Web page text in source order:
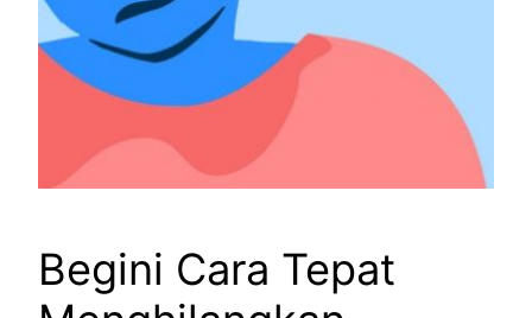
Begini Cara Tepat